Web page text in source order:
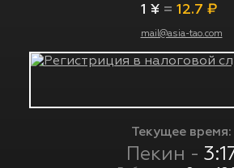
1 ¥ = 12.7 ₽
mail@asia-tao.com
Текущее время:
Пекин -